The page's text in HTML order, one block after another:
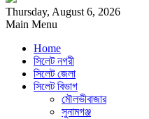
Thursday, August 6, 2026
Main Menu
Home
সিলেট নগরী
সিলেট জেলা
সিলেট বিভাগ
মৌলভীবাজার
সুনামগঞ্জ